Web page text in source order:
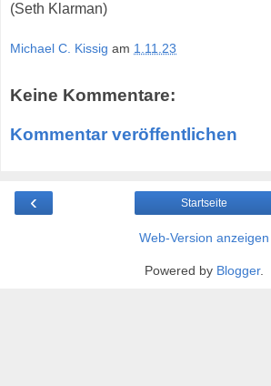
(Seth Klarman)
Michael C. Kissig am 1.11.23
Keine Kommentare:
Kommentar veröffentlichen
‹ Startseite
Web-Version anzeigen
Powered by Blogger.